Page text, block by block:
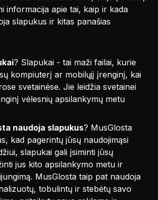
informacija apie tai, kaip ir kada
slapukus ir kitas panašias
? Slapukai - tai maži failai, kurie
kompiuterį ar mobilųjį įrenginį, kai
svetainėse. Jie leidžia svetainei
vėlesnių apsilankymų metu
naudoja slapukus? MusGlosta
kad pagerintų jūsų naudojimąsi
slapukai gali įsiminti jūsų
jus kito apsilankymo metu ir
MusGlosta taip pat naudoja
tobulintų ir stebėtų savo